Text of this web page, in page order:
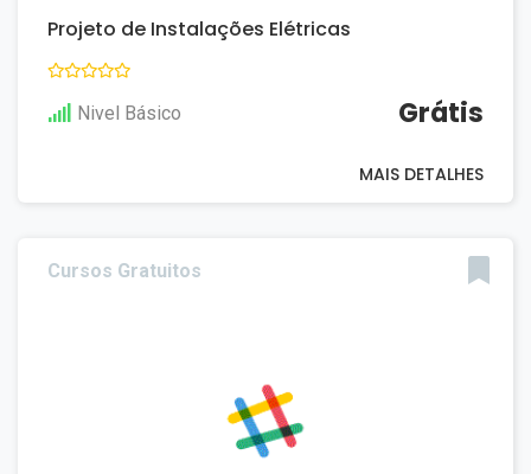
Projeto de Instalações Elétricas
Nivel Básico Grátis
MAIS DETALHES
Cursos Gratuitos